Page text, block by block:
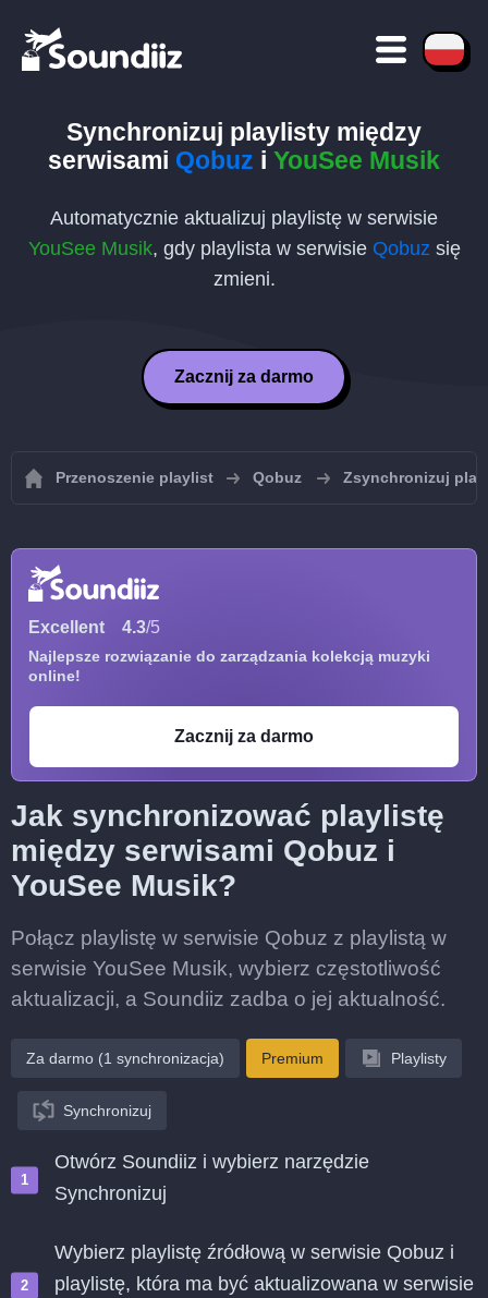
Synchronizuj playlisty między
serwisami Qobuz i YouSee Musik
Automatycznie aktualizuj playlistę w serwisie
YouSee Musik, gdy playlista w serwisie Qobuz się
zmieni.
Zacznij za darmo
Przenoszenie playlist Qobuz Zsynchronizuj
Excellent 4.3/5
Najlepsze rozwiązanie do zarządzania kolekcją muzyki
online!
Zacznij za darmo
Jak synchronizować playlistę
między serwisami Qobuz i
YouSee Musik?
Połącz playlistę w serwisie Qobuz z playlistą w
serwisie YouSee Musik, wybierz częstotliwość
aktualizacji, a Soundiiz zadba o jej aktualność.
Za darmo (1 synchronizacja) Premium Playlisty
Synchronizuj
Otwórz Soundiiz i wybierz narzędzie
Synchronizuj
Wybierz playlistę źródłową w serwisie Qobuz i
playlistę, która ma być aktualizowana w serwisie